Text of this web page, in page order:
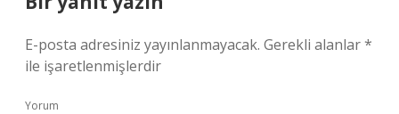
E-posta adresiniz yayınlanmayacak. Gerekli alanlar*
ile işaretlenmişlerdir
Yorum